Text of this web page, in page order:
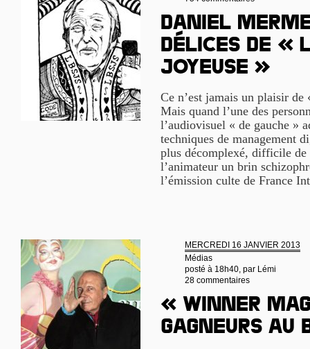
Daniel
délices de «
joyeuse »
Ce n’est jamais un plaisir
Mais quand l’une des
l’audiovisuel « de gauche »
techniques de management
plus décomplexé, difficile de
l’animateur un brin
l’émission culte de France
MERCREDI 16 JANVIER 2013
Médias
posté à 18h40, par Lémi
28 commentaires
« Winner
gagneurs au